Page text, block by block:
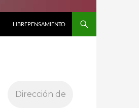
LIBREPENSAMIENTO